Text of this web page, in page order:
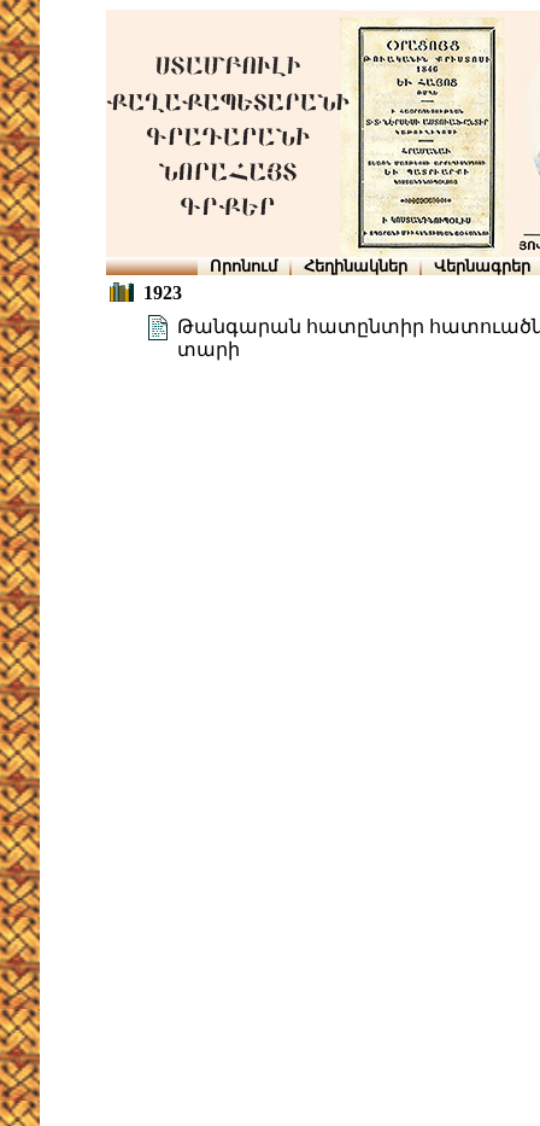
Որոնում Հեղինակներ Վերնագրեր
1923
Թանգարան հատընտիր
տարի